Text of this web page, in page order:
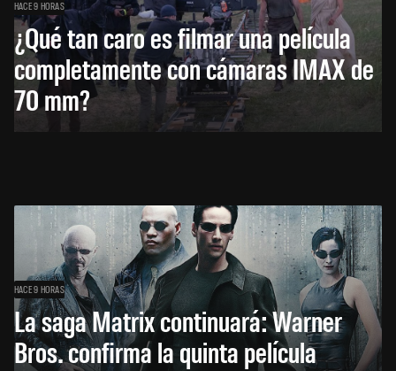
HACE 9 HORAS
¿Qué tan caro es filmar una película
completamente con cámaras IMAX de
70 mm?
HACE 9 HORAS
La saga Matrix continuará: Warner
Bros. confirma la quinta película